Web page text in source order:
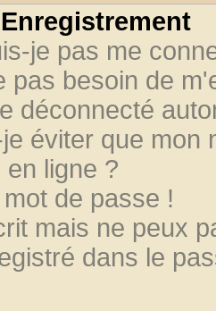
je pas me
pas besoin de
déconnecté
éviter que mon
ligne ?
de passe !
mais ne peux
dans le